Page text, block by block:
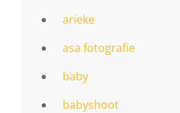
arieke
asa fotografie
baby
babyshoot